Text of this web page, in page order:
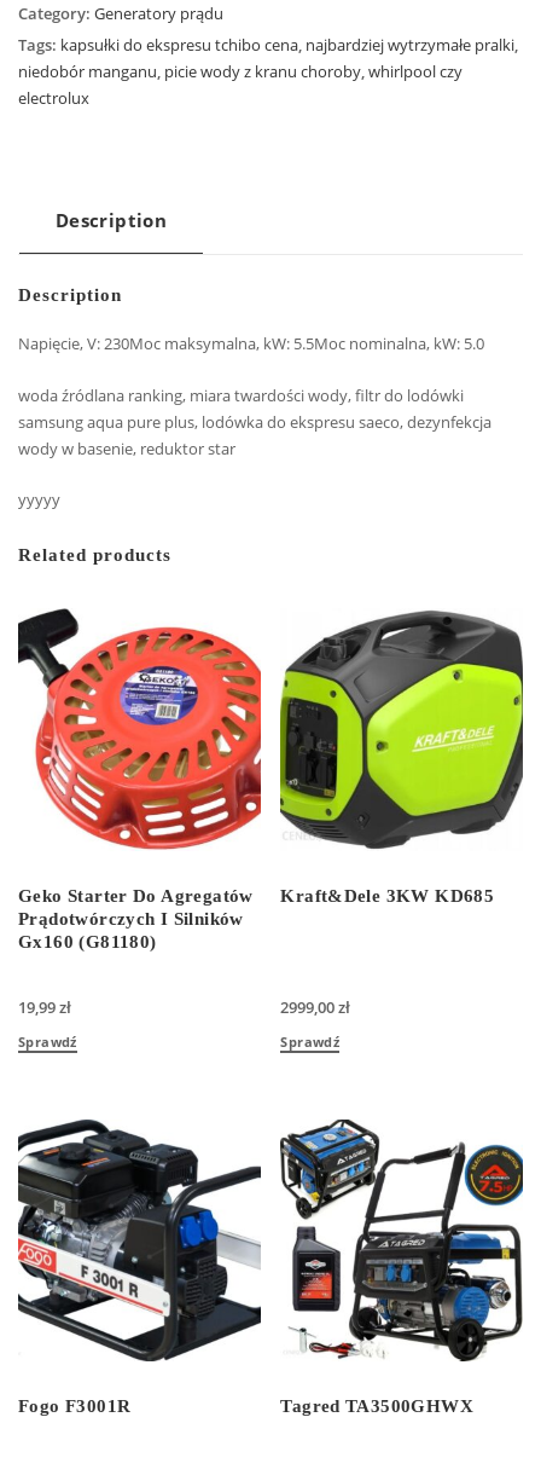
Category: Generatory prądu
Tags: kapsułki do ekspresu tchibo cena, najbardziej wytrzymałe pralki,
niedobór manganu, picie wody z kranu choroby,whirlpool czy
electrolux
Description
Description
Napięcie, V: 230Moc maksymalna, kW: 5.5Moc nominalna, kW: 5.0
woda źródlana ranking, miara twardości wody, filtr do lodówki
samsung aqua pure plus, lodówka do ekspresu saeco, dezynfekcja
wody w basenie, reduktor star
yyyyy
Related products
Geko Starter Do Agregatów
Prądotwórczych I Silników
Gx160 (G81180)
19,99zł
Sprawdź
Kraft&Dele 3KW KD685
2999,00zł
Sprawdź
Fogo F3001R Tagred TA3500GHWX